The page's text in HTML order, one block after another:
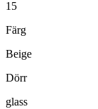
15
Färg
Beige
Dörr
glass